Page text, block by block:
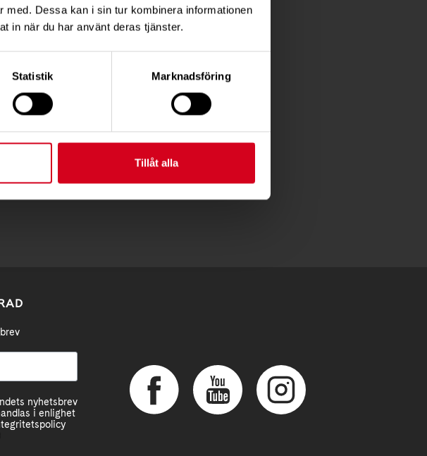
Dessa kan i sin tur kombinera informationen
in när du har använt deras tjänster.
Statistik Marknadsföring
Tillåt alla
nyhetsbrev
i enlighet